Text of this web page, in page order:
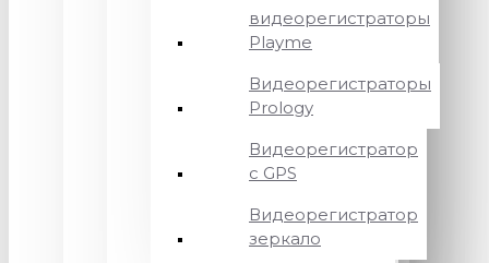
видеорегистраторы
Playme
Видеорегистраторы
Prology
Видеорегистратор
с GPS
Видеорегистратор
зеркало